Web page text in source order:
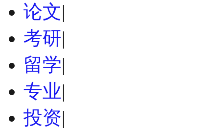
论文|
考研|
留学|
专业|
投资|